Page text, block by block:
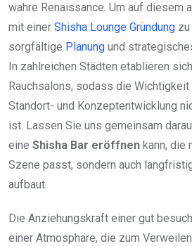
wahre Renaissance. Um auf diesem
mit einer Shisha Lounge Gründung
sorgfältige Planung und
In zahlreichen Städten etablieren
Rauchsalons, sodass die
Standort- und Konzeptentwicklung
ist. Lassen Sie uns gemeinsam
eine Shisha Bar eröffnen kann, die
Szene passt, sondern auch
aufbaut.
Die Anziehungskraft einer gut
einer Atmosphäre, die zum